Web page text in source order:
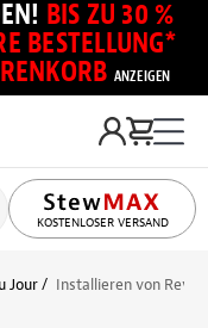
BIS ZU 30 %
BESTELLUNG*
ANZEIGEN
KOSTENLOSER VERSAND
Jour Installieren von